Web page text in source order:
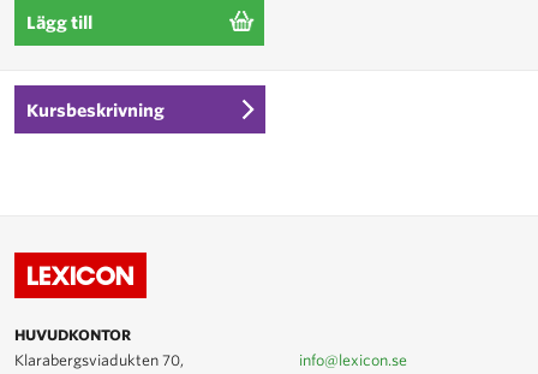
Lägg till
Kursbeskrivning
HUVUDKONTOR
Klarabergsviadukten 70,
info@lexicon.se